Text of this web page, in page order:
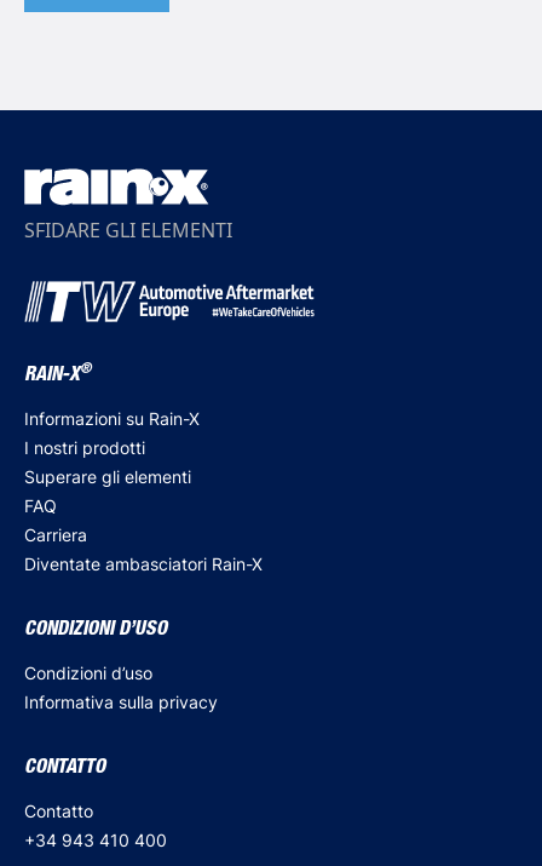
SFIDARE GLI ELEMENTI
RAIN-X®
Informazioni su Rain-X
I nostri prodotti
Superare gli elementi
FAQ
Carriera
Diventate ambasciatori Rain-X
CONDIZIONI D’USO
Condizioni d’uso
Informativa sulla privacy
CONTATTO
Contatto
+34 943 410 400